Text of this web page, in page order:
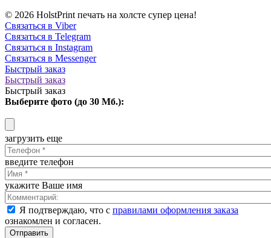
© 2026 HolstPrint печать на холсте супер цена!
Связаться в Viber
Связаться в Telegram
Связаться в Instagram
Связаться в Messenger
Быстрый заказ
Быстрый заказ
Быстрый заказ
Выберите фото (до 30 Мб.):
загрузить еще
введите телефон
укажите Ваше имя
Я подтверждаю, что с правилами оформления заказа
ознакомлен и согласен.
Отправить